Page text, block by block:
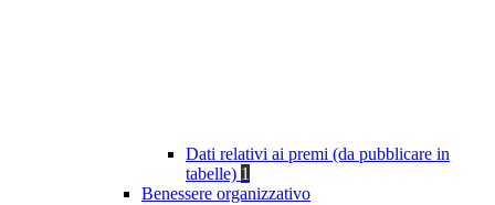
Dati relativi ai premi (da pubblicare in
tabelle) 1
Benessere organizzativo